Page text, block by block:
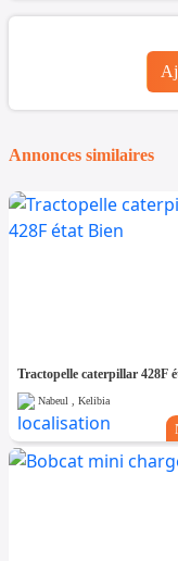
Annonces similaires
Tractopelle caterpillar 428F
Nabeul , Kelibia